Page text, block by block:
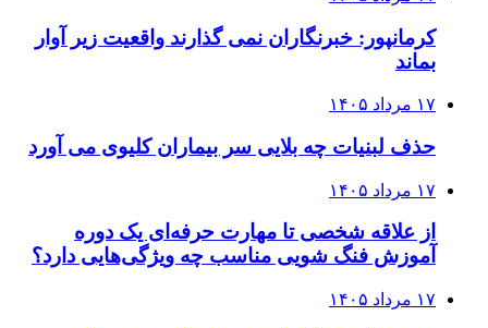
کرمانپور: خبرنگاران نمی گذارند واقعیت زیر آوار
بماند
۱۷ مرداد ۱۴۰۵
حذف لبنیات چه بلایی سر بیماران کلیوی می آورد
۱۷ مرداد ۱۴۰۵
از علاقه شخصی تا مهارت حرفه‌ای یک دوره
آموزش فنگ شویی مناسب چه ویژگی‌هایی دارد؟
۱۷ مرداد ۱۴۰۵